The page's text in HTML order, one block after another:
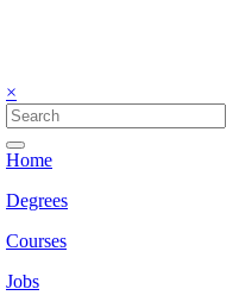
×
Home
Degrees
Courses
Jobs